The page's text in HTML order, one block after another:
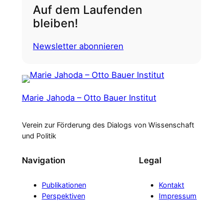
Auf dem Laufenden
bleiben!
Newsletter abonnieren
Marie Jahoda – Otto Bauer Institut
Verein zur Förderung des Dialogs von Wissenschaft
und Politik
Navigation
Publikationen
Perspektiven
Legal
Kontakt
Impressum